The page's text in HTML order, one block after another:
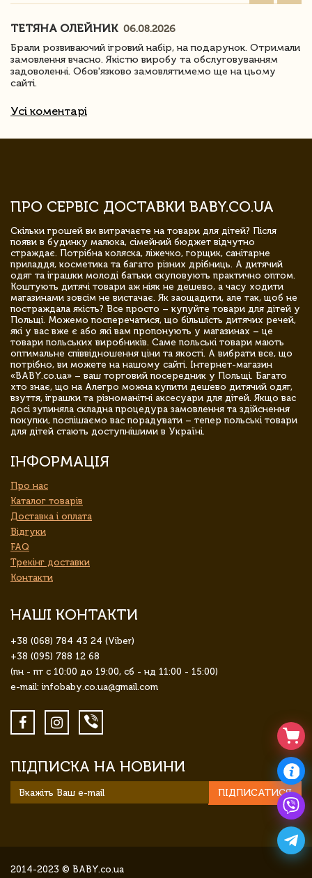
ТЕТЯНА ОЛЕЙНИК 06.08.2026
Брали розвиваючий ігровий набір, на подарунок. Отримали
замовлення вчасно. Якістю виробу та обслуговуванням
задоволенні. Обов'язково замовлятимемо ще на цьому
сайті.
Усі коментарі
ПРО СЕРВІС ДОСТАВКИ BABY.CO.UA
Скільки грошей ви витрачаєте на товари для дітей? Після
появи в будинку малюка, сімейний бюджет відчутно
страждає. Потрібна коляска, ліжечко, горщик, санітарне
приладдя, косметика та багато різних дрібниць. А дитячий
одяг та іграшки молоді батьки скуповують практично оптом.
Коштують дитячі товари аж ніяк не дешево, а часу ходити
магазинами зовсім не вистачає. Як заощадити, але так, щоб не
постраждала якість? Все просто – купуйте товари для дітей у
Польщі. Можемо посперечатися, що більшість дитячих речей,
які у вас вже є або які вам пропонують у магазинах – це
товари польських виробників. Саме польські товари мають
оптимальне співвідношення ціни та якості. А вибрати все, що
потрібно, ви можете на нашому сайті. Інтернет-магазин
«BABY.co.ua» – ваш торговий посередник у Польщі. Багато
хто знає, що на Алегро можна купити дешево дитячий одяг,
взуття, іграшки та різноманітні аксесуари для дітей. Якщо вас
досі зупиняла складна процедура замовлення та здійснення
покупки, поспішаємо вас порадувати – тепер польські товари
для дітей стають доступнішими в Україні.
ІНФОРМАЦІЯ
Про нас
Каталог товарів
Доставка і оплата
Відгуки
FAQ
Трекінг доставки
Контакти
НАШІ КОНТАКТИ
+38 (068) 784 43 24 (Viber)
+38 (095) 788 12 68
(пн - пт с 10:00 до 19:00, сб - нд 11:00 - 15:00)
e-mail: infobaby.co.ua@gmail.com
ПІДПИСКА НА НОВИНИ
ПІДПИСАТИСЯ
2014-2023 © BABY.co.ua